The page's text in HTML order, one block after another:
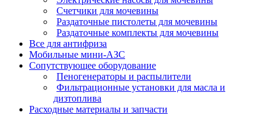
Счетчики для мочевины
Раздаточные пистолеты для мочевины
Раздаточные комплекты для мочевины
Все для антифриза
Мобильные мини-АЗС
Сопутствующее оборудование
Пеногенераторы и распылители
Фильтрационные установки для масла и
дизтоплива
Расходные материалы и запчасти